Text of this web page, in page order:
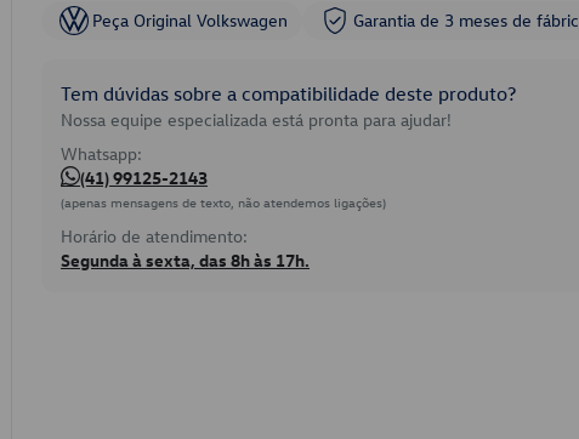
Peça Original Volkswagen Garantia de 3 meses de
Tem dúvidas sobre a compatibilidade deste produto?
Nossa equipe especializada está pronta para ajudar!
Whatsapp:
(41) 99125-2143
(apenas mensagens de texto, não atendemos ligações)
Horário de atendimento:
Segunda à sexta, das 8h às 17h.